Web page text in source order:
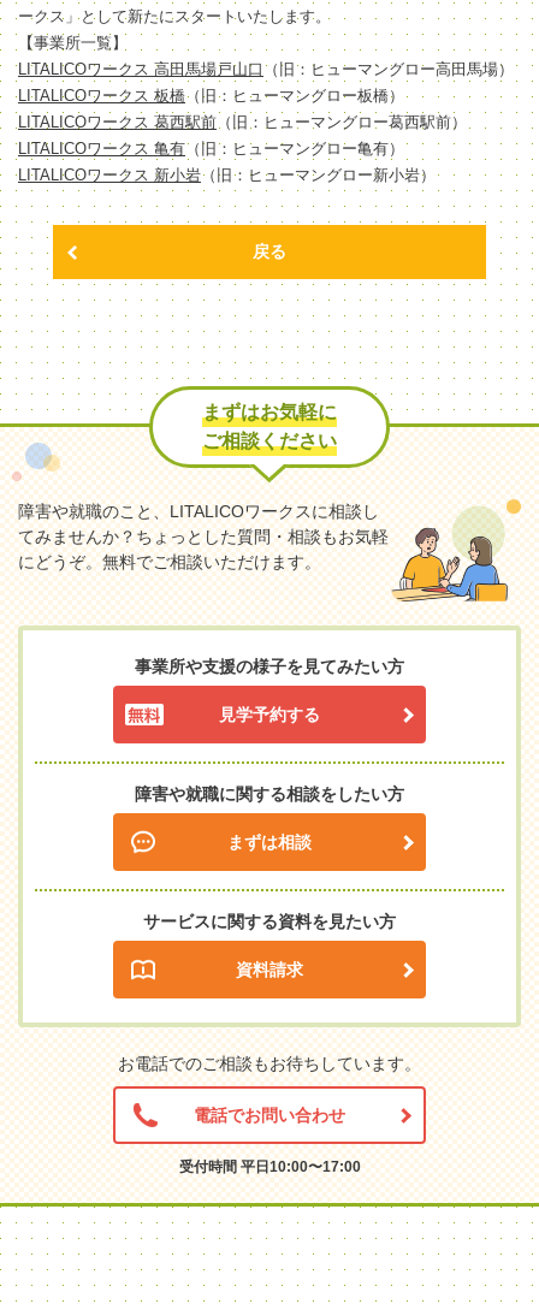
ークス」として新たにスタートいたします。
【事業所一覧】
LITALICOワークス 高田馬場戸山口 （旧：ヒューマングロー高田馬場）
LITALICOワークス 板橋（旧：ヒューマングロー板橋）
LITALICOワークス 葛西駅前 （旧：ヒューマングロー葛西駅前）
LITALICOワークス 亀有（旧：ヒューマングロー亀有）
LITALICOワークス 新小岩（旧：ヒューマングロー新小岩）
戻る
まずはお気軽に
ご相談ください
障害や就職のこと、LITALICOワークスに相談し
てみませんか？ちょっとした質問・相談もお気軽
にどうぞ。無料でご相談いただけます。
事業所や支援の様子を見てみたい方
見学予約する
障害や就職に関する相談をしたい方
まずは相談
サービスに関する資料を見たい方
資料請求
お電話でのご相談もお待ちしています。
電話でお問い合わせ
受付時間 平日10:00〜17:00